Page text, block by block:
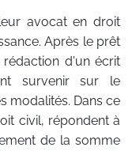
avocat en droit
Après le prêt
rédaction d'un écrit
survenir sur le
modalités. Dans ce
civil, répondent à
de la somme